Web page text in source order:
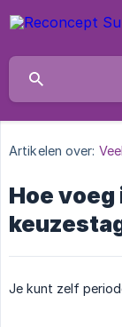
Artikelen over:
Hoe voeg
Je kunt zelf